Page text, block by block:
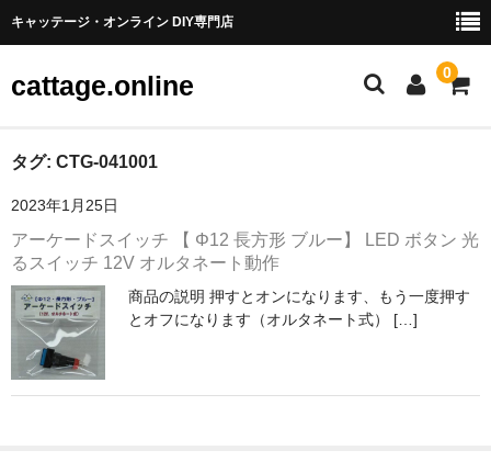
キャッテージ・オンライン DIY専門店
cattage.online 0
部品・パーツ
ケーブル・ワイヤ
チューブ
コネクタ端子
LED
タグ: CTG-041001
2023年1月25日
アーケードスイッチ 【 Φ12 長方形 ブルー】 LED ボタン 光
るスイッチ 12V オルタネート動作
商品の説明 押すとオンになります、もう一度押す
とオフになります（オルタネート式） […]